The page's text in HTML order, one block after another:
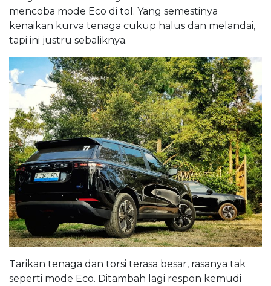
mencoba mode Eco di tol. Yang semestinya
kenaikan kurva tenaga cukup halus dan melandai,
tapi ini justru sebaliknya.
Tarikan tenaga dan torsi terasa besar, rasanya tak
seperti mode Eco. Ditambah lagi respon kemudi